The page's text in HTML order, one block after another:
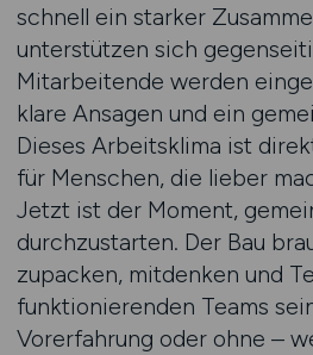
schnell ein starker
unterstützen sich
Mitarbeitende werden
klare Ansagen und ein
Dieses Arbeitsklima ist
für Menschen, die lieber
Jetzt ist der Moment,
durchzustarten. Der Bau
zupacken, mitdenken und
funktionierenden Teams
Vorerfahrung oder ohne –